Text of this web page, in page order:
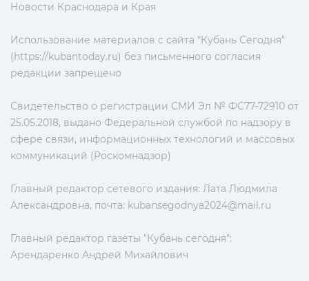
Новости Краснодара и Края
Использование материалов с сайта "Кубань Сегодня"
(https://kubantoday.ru) без письменного согласия
редакции запрещено
Свидетельство о регистрации СМИ Эл № ФС77-72910 от
25.05.2018, выдано Федеральной службой по надзору в
сфере связи, информационных технологий и массовых
коммуникаций (Роскомнадзор)
Главный редактор сетевого издания: Лата Людмила
Александровна, почта: kubansegodnya2024@mail.ru
Главный редактор газеты "Кубань сегодня":
Арендаренко Андрей Михайлович